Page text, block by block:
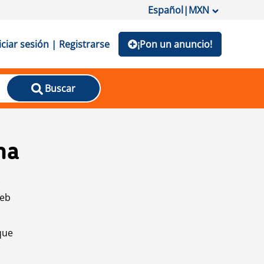
Español|MXN
sesión | Registrarse ¡Pon un anuncio!
Buscar